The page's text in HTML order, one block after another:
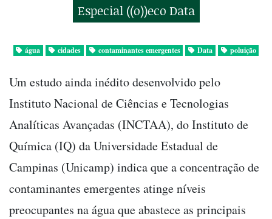
Especial ((o))eco Data
água cidades contaminantes emergentes Data poluição
Um estudo ainda inédito desenvolvido pelo
Instituto Nacional de Ciências e Tecnologias
Analíticas Avançadas (INCTAA), do Instituto de
Química (IQ) da Universidade Estadual de
Campinas (Unicamp) indica que a concentração de
contaminantes emergentes atinge níveis
preocupantes na água que abastece as principais